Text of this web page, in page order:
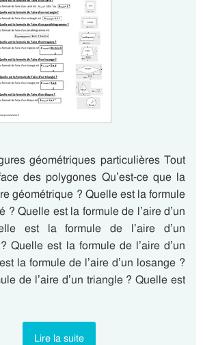
géométriques particulières Tout
des polygones Qu’est-ce que la
géométrique ? Quelle est la formule
? Quelle est la formule de l’aire d’un
est la formule de l’aire d’un
Quelle est la formule de l’aire d’un
la formule de l’aire d’un losange ?
de l’aire d’un triangle ? Quelle est
Lire la suite